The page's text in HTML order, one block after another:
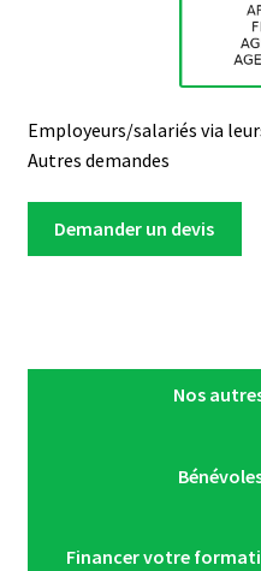
Employeurs/salariés via
Autres demandes
Demander un devis
Nos
Financer votre